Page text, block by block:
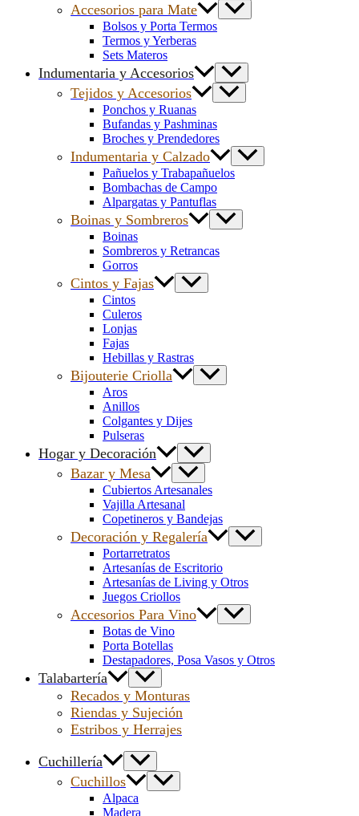
Accesorios para Mate
Bolsos y Porta Termos
Termos y Yerberas
Sets Materos
Indumentaria y Accesorios
Tejidos y Accesorios
Ponchos y Ruanas
Bufandas y Pashminas
Broches y Prendedores
Indumentaria y Calzado
Pañuelos y Trabapañuelos
Bombachas de Campo
Alpargatas y Pantuflas
Boinas y Sombreros
Boinas
Sombreros y Retrancas
Gorros
Cintos y Fajas
Cintos
Culeros
Lonjas
Fajas
Hebillas y Rastras
Bijouterie Criolla
Aros
Anillos
Colgantes y Dijes
Pulseras
Hogar y Decoración
Bazar y Mesa
Cubiertos Artesanales
Vajilla Artesanal
Copetineros y Bandejas
Decoración y Regalería
Portarretratos
Artesanías de Escritorio
Artesanías de Living y Otros
Juegos Criollos
Accesorios Para Vino
Botas de Vino
Porta Botellas
Destapadores, Posa Vasos y Otros
Talabartería
Recados y Monturas
Riendas y Sujeción
Estribos y Herrajes
Cuchillería
Cuchillos
Alpaca
Madera